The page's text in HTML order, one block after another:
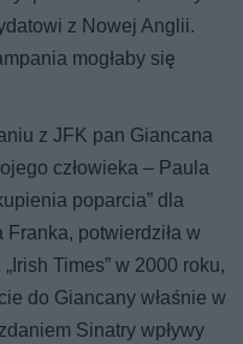
z Nowej Anglii.
mogłaby się
z JFK pan Giancana
człowieka – Paula
poparcia” dla
Franka, potwierdziła w
Times” w 2000 roku,
do Giancany właśnie w
Sinatry wpływy